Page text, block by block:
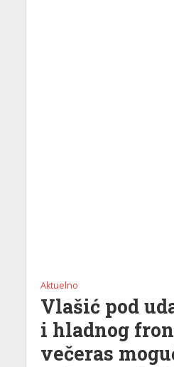
Aktuelno
Vlašić pod
i hladnog
večeras